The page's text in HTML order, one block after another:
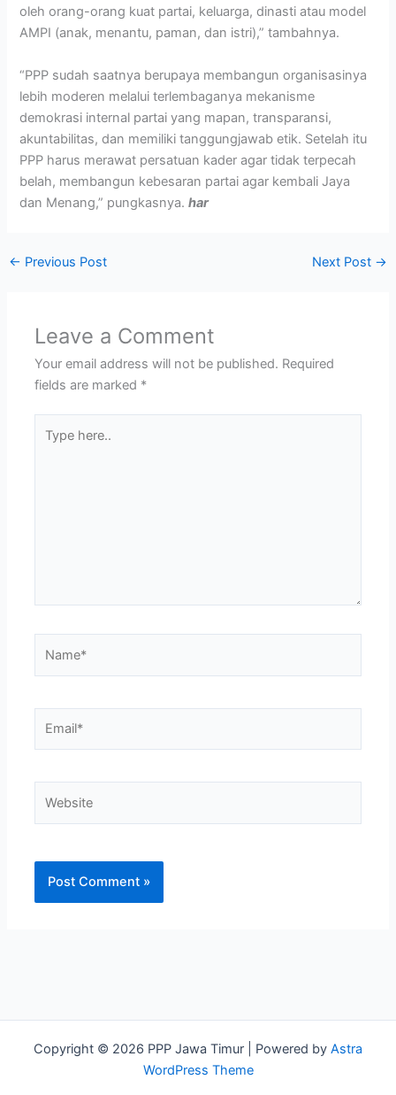
oleh orang-orang kuat partai, keluarga, dinasti atau model
AMPI (anak, menantu, paman, dan istri),” tambahnya.
“PPP sudah saatnya berupaya membangun organisasinya
lebih moderen melalui terlembaganya mekanisme
demokrasi internal partai yang mapan, transparansi,
akuntabilitas, dan memiliki tanggungjawab etik. Setelah itu
PPP harus merawat persatuan kader agar tidak terpecah
belah, membangun kebesaran partai agar kembali Jaya
dan Menang,” pungkasnya.har
← Previous Post Next Post →
Leave a Comment
Your email address will not be published. Required
fields are marked *
here..
Copyright © 2026 PPP Jawa Timur | Powered by Astra
WordPress Theme